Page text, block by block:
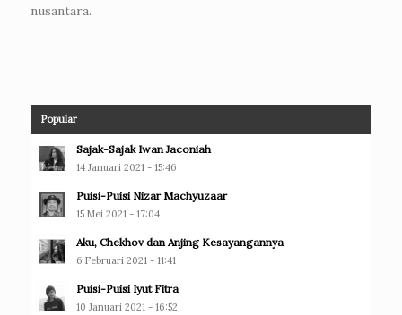
nusantara.
Popular
Sajak-Sajak Iwan Jaconiah
14 Januari 2021 - 15:46
Puisi-Puisi Nizar Machyuzaar
15 Mei 2021 - 17:04
Aku, Chekhov dan Anjing Kesayangannya
6 Februari 2021 - 11:41
Puisi-Puisi Iyut Fitra
10 Januari 2021 - 16:52